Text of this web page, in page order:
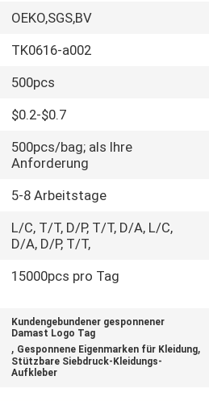
OEKO,SGS,BV
TK0616-a002
500pcs
$0.2-$0.7
500pcs/bag; als Ihre
Anforderung
5-8 Arbeitstage
L/C, T/T, D/P, T/T, D/A, L/C,
D/A, D/P, T/T,
15000pcs pro Tag
Kundengebundener gesponnener
Damast Logo Tag
, Gesponnene Eigenmarken für Kleidung,
Stützbare Siebdruck-Kleidungs-
Aufkleber